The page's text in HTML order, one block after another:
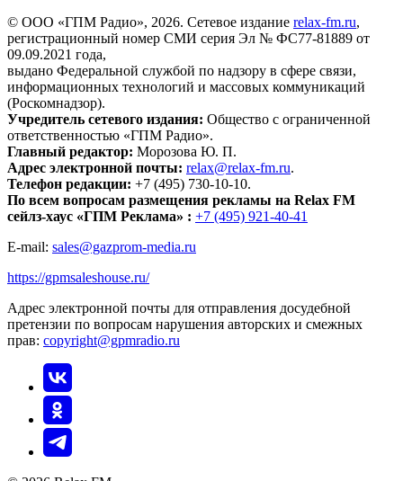
© ООО «ГПМ Радио», 2026. Сетевое издание relax-fm.ru,
регистрационный номер СМИ серия Эл № ФС77-81889 от
09.09.2021 года,
выдано Федеральной службой по надзору в сфере связи,
информационных технологий и массовых коммуникаций
(Роскомнадзор).
Учредитель сетевого издания: Общество с ограниченной
ответственностью «ГПМ Радио».
Главный редактор: Морозова Ю. П.
Адрес электронной почты: relax@relax-fm.ru.
Телефон редакции: +7 (495) 730-10-10.
По всем вопросам размещения рекламы на Relax FM
сейлз-хаус «ГПМ Реклама» : +7 (495) 921-40-41
E-mail: sales@gazprom-media.ru
https://gpmsaleshouse.ru/
Адрес электронной почты для отправления досудебной
претензии по вопросам нарушения авторских и смежных
прав: copyright@gpmradio.ru